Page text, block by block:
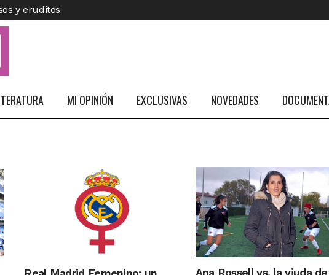
y eruditos
MI OPINIÓN EXCLUSIVAS NOVEDADES
Ana Rossell vs. la viuda